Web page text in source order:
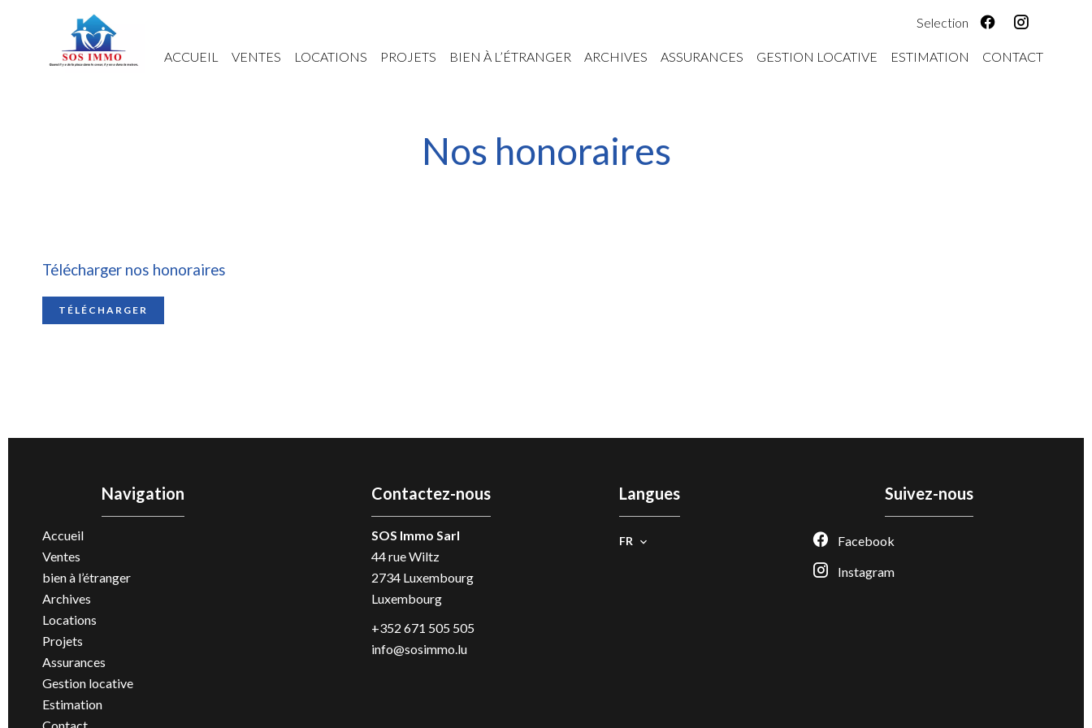
Selection
ACCUEIL VENTES LOCATIONS PROJETS BIEN À L’ÉTRANGER ARCHIVES ASSURANCES GESTION LOCATIVE ESTIMATION CONTACT
Nos honoraires
Télécharger nos honoraires
TÉLÉCHARGER
Navigation
Accueil
Ventes
bien à l’étranger
Archives
Locations
Projets
Assurances
Gestion locative
Estimation
Contactez-nous
SOS Immo Sarl
44 rue Wiltz
2734 Luxembourg
Luxembourg
+352 671 505 505
info@sosimmo.lu
Langues
FR
Suivez-nous
Facebook
Instagram